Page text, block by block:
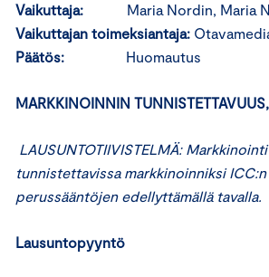
Vaikuttaja: Maria Nordin, Maria
Vaikuttajan toimeksiantaja:
Päätös: Huomautus
MARKKINOINNIN
LAUSUNTOTIIVISTELMÄ:
tunnistettavissa markkinoinniksi
perussääntöjen edellyttämällä tavalla.
Lausuntopyyntö